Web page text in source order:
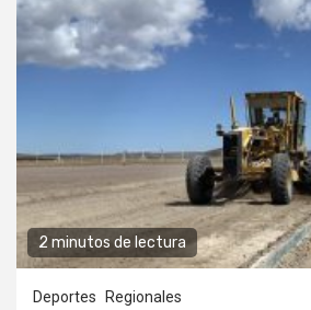
2 minutos de lectura
Deportes Regionales